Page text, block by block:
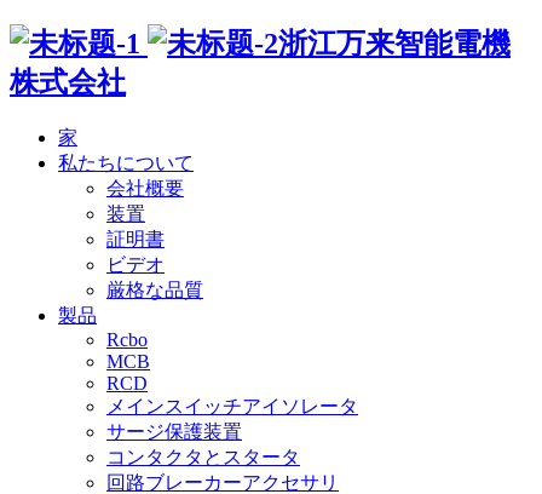
浙江万来智能電機
株式会社
家
私たちについて
会社概要
装置
証明書
ビデオ
厳格な品質
製品
Rcbo
MCB
RCD
メインスイッチアイソレータ
サージ保護装置
コンタクタとスタータ
回路ブレーカーアクセサリ